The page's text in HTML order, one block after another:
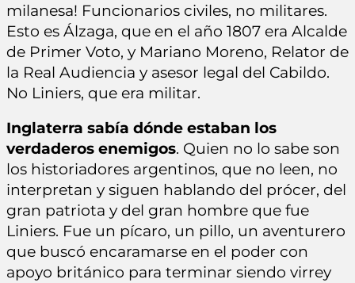
milanesa! Funcionarios civiles, no militares.
Esto es Álzaga, que en el año 1807 era Alcalde
de Primer Voto, y Mariano Moreno, Relator de
la Real Audiencia y asesor legal del Cabildo.
No Liniers, que era militar.
Inglaterra sabía dónde estaban los
verdaderos enemigos. Quien no lo sabe son
los historiadores argentinos, que no leen, no
interpretan y siguen hablando del prócer, del
gran patriota y del gran hombre que fue
Liniers. Fue un pícaro, un pillo, un aventurero
que buscó encaramarse en el poder con
apoyo británico para terminar siendo virrey